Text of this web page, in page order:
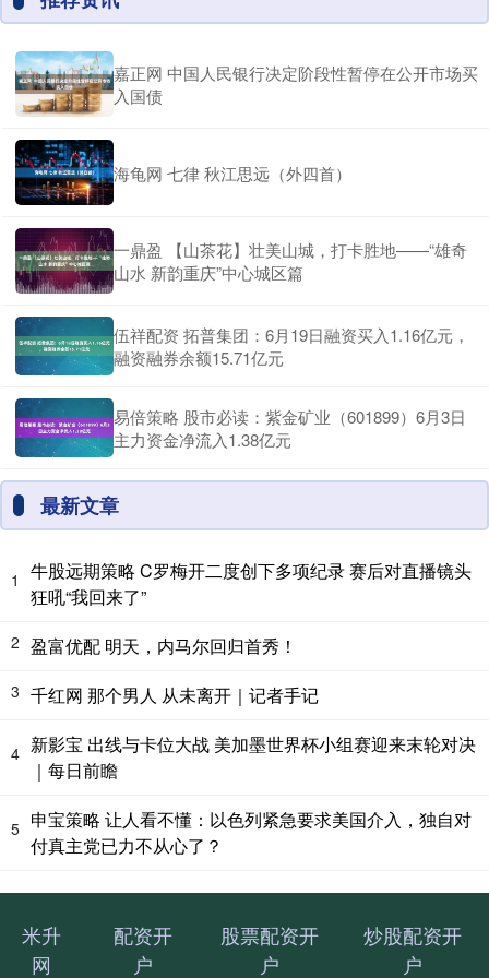
嘉正网 中国人民银行决定阶段性暂停在公开市场买
入国债
海龟网 七律 秋江思远（外四首）
一鼎盈 【山茶花】壮美山城，打卡胜地——“雄奇
山水 新韵重庆”中心城区篇
伍祥配资 拓普集团：6月19日融资买入1.16亿元，
融资融券余额15.71亿元
易倍策略 股市必读：紫金矿业（601899）6月3日
主力资金净流入1.38亿元
最新文章
1
牛股远期策略 C罗梅开二度创下多项纪录 赛后对直播镜头
狂吼“我回来了”
2 盈富优配 明天，内马尔回归首秀！
3 千红网 那个男人 从未离开｜记者手记
4 新影宝 出线与卡位大战 美加墨世界杯小组赛迎来末轮对决
｜每日前瞻
5 申宝策略 让人看不懂：以色列紧急要求美国介入，独自对
付真主党已力不从心了？
米升
网
配资开
户
股票配资开
户
炒股配资开
户